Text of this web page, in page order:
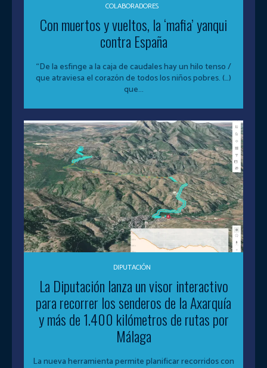
COLABORADORES
Con muertos y vueltos, la ‘mafia’ yanqui
contra España
“De la esfinge a la caja de caudales hay un hilo tenso /
que atraviesa el corazón de todos los niños pobres. (…)
que...
DIPUTACIÓN
La Diputación lanza un visor interactivo
para recorrer los senderos de la Axarquía
y más de 1.400 kilómetros de rutas por
Málaga
La nueva herramienta permite planificar recorridos con